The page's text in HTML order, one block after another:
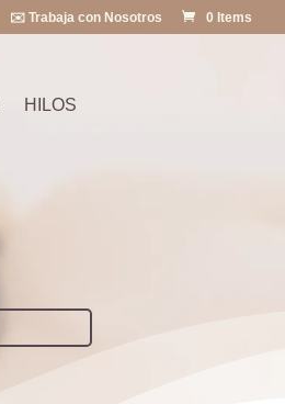
✉️ Trabaja con Nosotros 0 Items
HILOS